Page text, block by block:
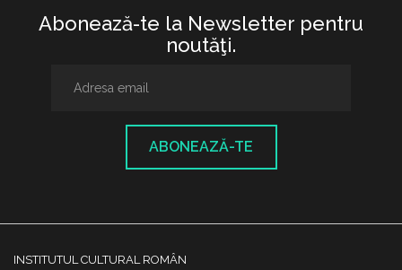
Abonează-te la Newsletter pentru
noutăţi.
ABONEAZĂ-TE
INSTITUTUL CULTURAL ROMÂN